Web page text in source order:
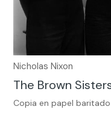
Nicholas Nixon
The Brown
Copia en papel